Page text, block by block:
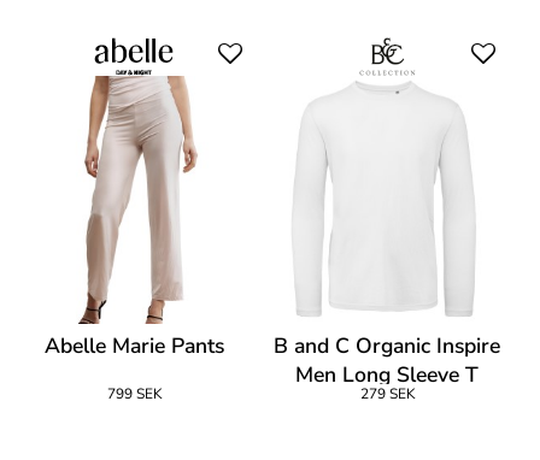
Abelle Marie Pants
799 SEK
B and C Organic Inspire
Men Long Sleeve T
279 SEK